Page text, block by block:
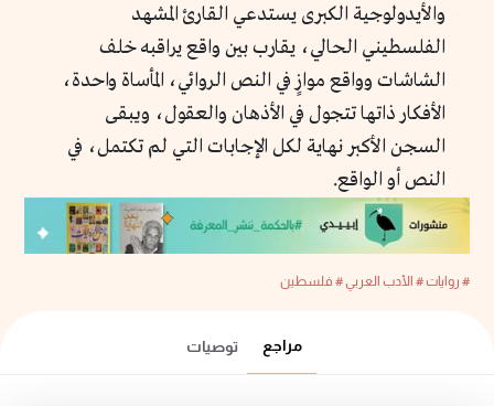
والأيدولوجية الكبرى يستدعي القارئ المشهد
الفلسطيني الحالي، يقارب بين واقع يراقبه خلف
الشاشات وواقع موازٍ في النص الروائي، المأساة واحدة،
الأفكار ذاتها تتجول في الأذهان والعقول، ويبقى
السجن الأكبر نهاية لكل الإجابات التي لم تكتمل، في
النص أو الواقع.
# روايات# الأدب العربي# فلسطين
مراجع توصيات